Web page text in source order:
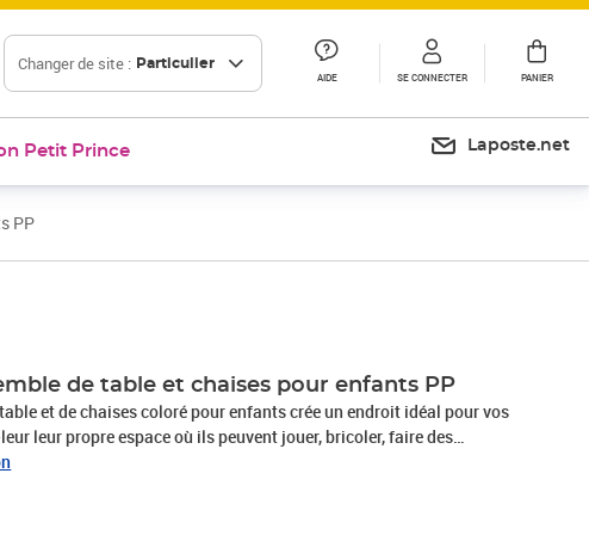
Changer de site : Particulier
AIDE SE CONNECTER PANIER
Petit Prince Laposte.net
PP
de table et chaises pour enfants PP
et de chaises coloré pour enfants crée un endroit idéal pour vos
leur propre espace où ils peuvent jouer, bricoler, faire des
est fabriqué en matériau 100 % PP, résistant aux UV, léger
pour se déplacer librement. Grâce à des dossiers robustes, ils